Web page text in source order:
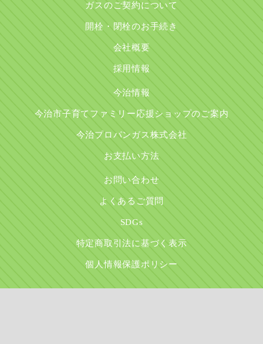
ガスのご契約について
開栓・閉栓のお手続き
会社概要
採用情報
今治情報
今治市子育てファミリー応援ショップのご案内
今治プロパンガス株式会社
お支払い方法
お問い合わせ
よくあるご質問
SDGs
特定商取引法に基づく表示
個人情報保護ポリシー